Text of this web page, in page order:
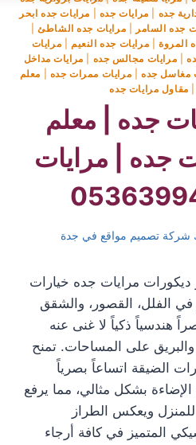
جده مرايات جده
مرايات جده ابحر
جده السامر مرايات جده الشاطئ|
المروة مرايات جده النعيم
مرايات
مرايات مجالس جده
مرايات مداخل
مغاسل جده| مرايات ممرات جده
معلم
مقاول مرايات جده
جده | معلم
جده | مرايات
شركة تصميم مواقع في جدة
ديكورات مرايات جده خيارات
في الفلل، القصور، والشقق
هندسياً ذكياً لا غنى عنه
على المساحات. تمنح
الضيقة اتساعاً بصرياً
بشكل مثالي، مما يرفع
للمنزل ويعكس الطراز
المتميز في كافة أرجاء